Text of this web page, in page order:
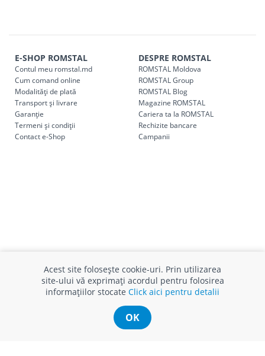
E-SHOP ROMSTAL
Contul meu romstal.md
Cum comand online
Modalități de plată
Transport și livrare
Garanție
Termeni și condiții
Contact e-Shop
DESPRE ROMSTAL
ROMSTAL Moldova
ROMSTAL Group
ROMSTAL Blog
Magazine ROMSTAL
Cariera ta la ROMSTAL
Rechizite bancare
Campanii
Prelucrarea datelor cu caracter
Relații clienți
Finanțare in rate
Părerea ta contează!
Schimb și retur produse
Intrebări frecvente
Service
Acest site folosește cookie-uri. Prin utilizarea
site-ului vă exprimați acordul pentru folosirea
informațiilor stocate Click aici pentru detalii
OK